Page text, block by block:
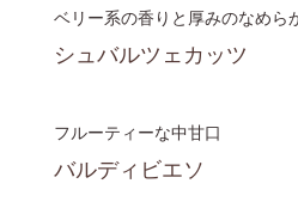
ベリー系の香りと厚みのなめら
シュバルツェカッツ
フルーティーな中甘口
バルディビエソ